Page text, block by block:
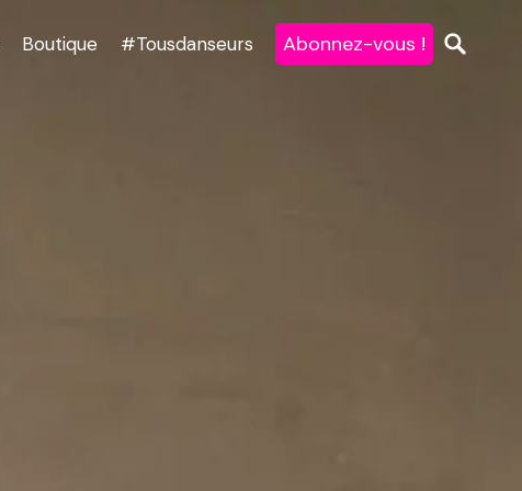
Boutique #Tousdanseurs Abonnez-vous !